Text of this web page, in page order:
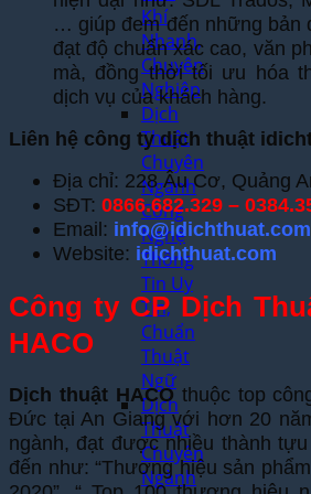
Khí
Nhanh,
Chuyên
Nghiệp
Dịch
Thuật
Chuyên
Ngành
Công
Nghệ
Thông
Tin Uy
Tín,
Chuẩn
Thuật
Ngữ
Dịch
Thuật
Chuyên
Ngành
… giúp đem đến những bản
đạt độ chuẩn xác cao, văn
mà, đồng thời tối ưu hóa
dịch vụ của khách hàng.
Liên hệ công ty dịch thuật
Địa chỉ: 228 Âu Cơ, Quảng
SĐT: 0866.682.329 –
Email: info@idichthuat.com
Website: idichthuat.com
Công ty CP Dịch
HACO
Dịch thuật HACOthuộc top
Đức tại An Giang với hơn 20
ngành, đạt được nhiều thành
đến như: “Thương hiệu sản